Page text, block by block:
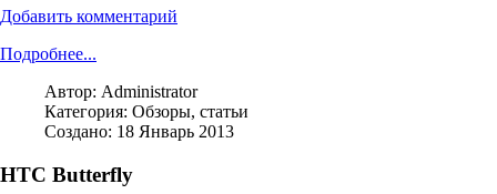
Добавить комментарий
Подробнее...
Автор: Administrator
Категория: Обзоры, статьи
Создано: 18 Январь 2013
HTC Butterfly